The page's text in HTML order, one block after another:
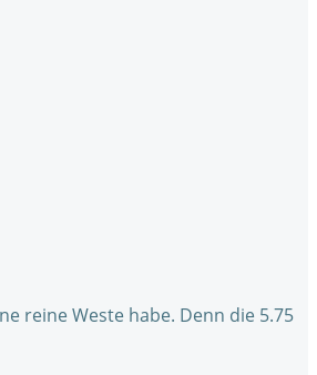
reine Weste habe. Denn die 5.75